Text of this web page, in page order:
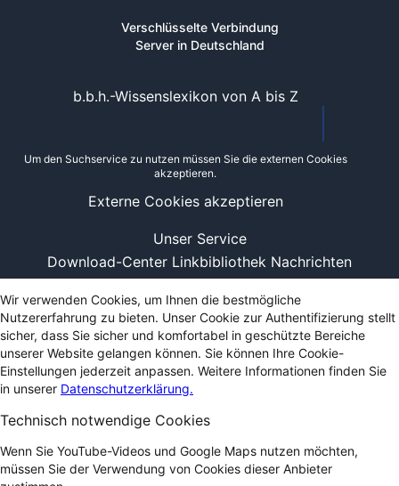
Verschlüsselte Verbindung
Server in Deutschland
Unser Service
Download-Center Linkbibliothek Nachrichten
b.b.h.-Wissenslexikon von A bis Z
Um den Suchservice zu nutzen müssen Sie die externen Cookies
akzeptieren.
Externe Cookies akzeptieren
Wir verwenden Cookies, um Ihnen die bestmögliche
Nutzererfahrung zu bieten. Unser Cookie zur Authentifizierung stellt
sicher, dass Sie sicher und komfortabel in geschützte Bereiche
unserer Website gelangen können. Sie können Ihre Cookie-
Einstellungen jederzeit anpassen. Weitere Informationen finden Sie
in unserer Datenschutzerklärung.
Technisch notwendige Cookies
Wenn Sie YouTube-Videos und Google Maps nutzen möchten,
müssen Sie der Verwendung von Cookies dieser Anbieter